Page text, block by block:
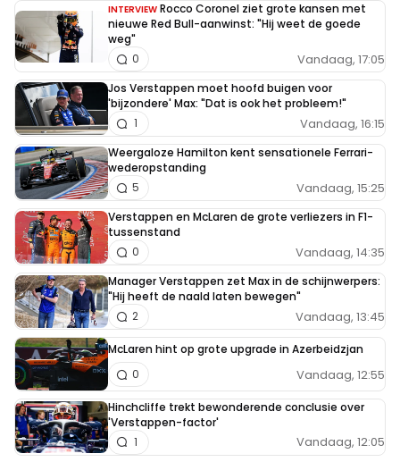
INTERVIEW Rocco Coronel ziet grote kansen met
nieuwe Red Bull-aanwinst: "Hij weet de goede
weg"
Vandaag, 17:05
0
Jos Verstappen moet hoofd buigen voor
'bijzondere' Max: "Dat is ook het probleem!"
Vandaag, 16:15
1
Weergaloze Hamilton kent sensationele Ferrari-
wederopstanding
Vandaag, 15:25
5
Verstappen en McLaren de grote verliezers in F1-
tussenstand
Vandaag, 14:35
0
Manager Verstappen zet Max in de schijnwerpers:
"Hij heeft de naald laten bewegen"
Vandaag, 13:45
2
McLaren hint op grote upgrade in Azerbeidzjan
Vandaag, 12:55
0
Hinchcliffe trekt bewonderende conclusie over
'Verstappen-factor'
Vandaag, 12:05
1